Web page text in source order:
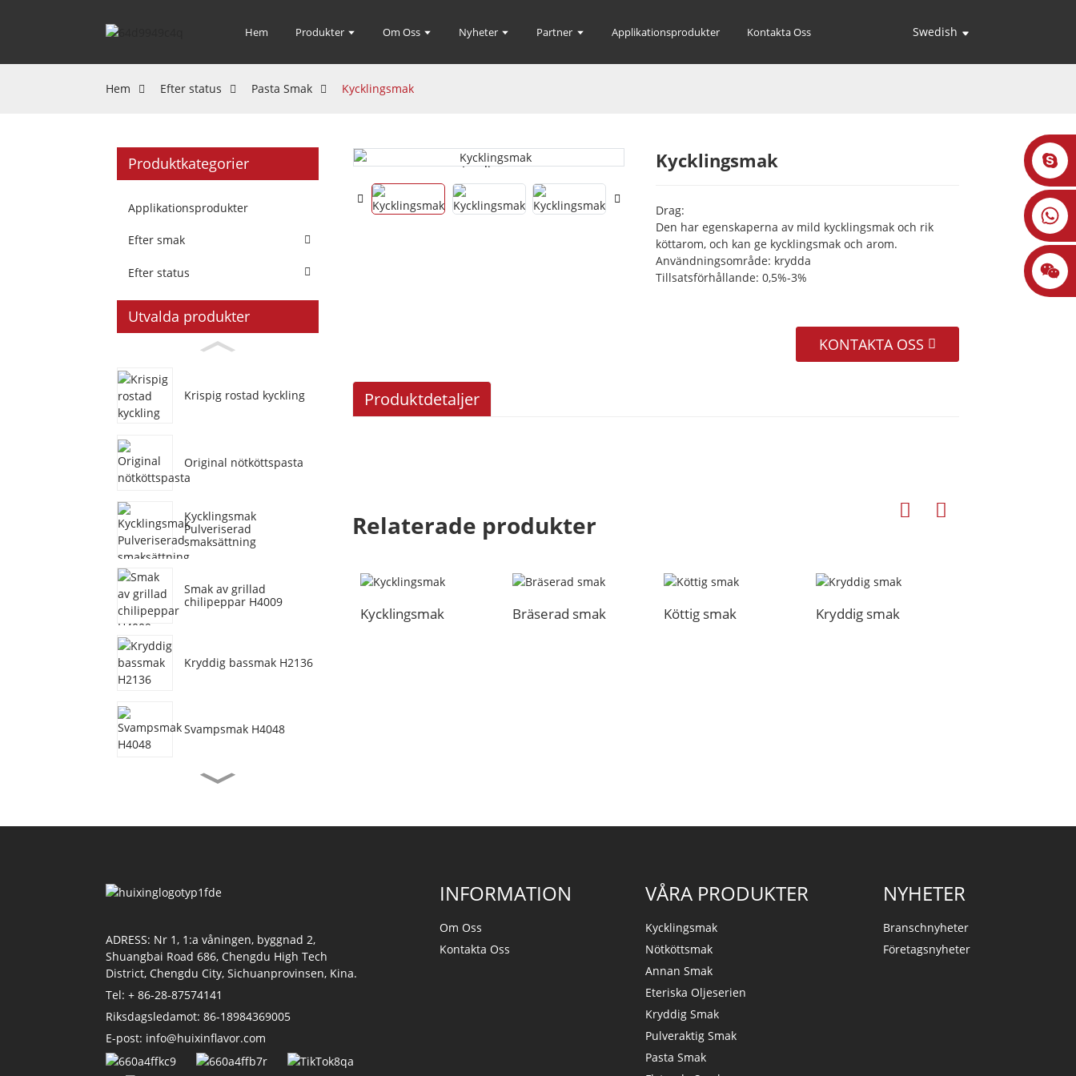
Hem Produkter Om Oss Nyheter Partner Applikationsprodukter Kontakta Oss Swedish
Hem Efter status Pasta Smak Kycklingsmak
Produktkategorier
Applikationsprodukter
Efter smak
Efter status
Utvalda produkter
Krispig rostad kyckling
Original nötköttspasta
Kycklingsmak
Pulveriserad
smaksättning
Smak av grillad
chilipeppar H4009
Kryddig bassmak H2136
Svampsmak H4048
Tomatsmak H4011
Loading...
Loading... Loading...
Loading... Loading...
Loading...
Kycklingsmak
Drag:
Den har egenskaperna av mild kycklingsmak och rik
köttarom, och kan ge kycklingsmak och arom.
Användningsområde: krydda
Tillsatsförhållande: 0,5%-3%
KONTAKTA OSS
Produktdetaljer
Relaterade produkter
Kycklingsmak Bräserad smak Köttig smak
Kryddig smak
ADRESS: Nr 1, 1:a våningen, byggnad 2,
Shuangbai Road 686, Chengdu High Tech
District, Chengdu City, Sichuanprovinsen, Kina.
Tel: + 86-28-87574141
Riksdagsledamot: 86-18984369005
E-post: info@huixinflavor.com
INFORMATION
Om Oss
Kontakta Oss
VÅRA PRODUKTER
Kycklingsmak
Nötköttsmak
Annan Smak
Eteriska Oljeserien
Kryddig Smak
Pulveraktig Smak
Pasta Smak
NYHETER
Branschnyheter
Företagsnyheter